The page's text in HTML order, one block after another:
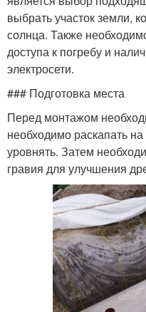
выбрать участок земли,
солнца. Также
доступа к погребу и
электросети.
### Подготовка места
Перед монтажом
необходимо раскапать
уровнять. Затем
гравия для улучшения